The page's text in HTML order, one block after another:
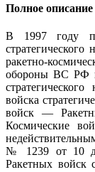
Полное описание
В 1997 году
ракетно-
обороны ВС РФ
войска
войск —
Космические
№ 1239 от 10
Ракетных войск